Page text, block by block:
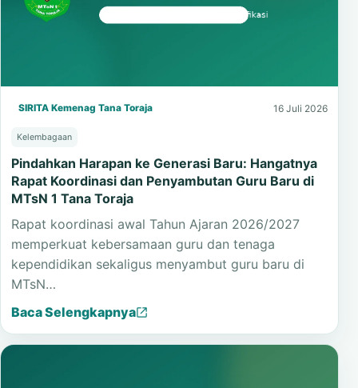
SIRITA Kemenag Tana Toraja 16 Juli 2026
Kelembagaan
Pindahkan Harapan ke Generasi Baru: Hangatnya
Rapat Koordinasi dan Penyambutan Guru Baru di
MTsN 1 Tana Toraja
Rapat koordinasi awal Tahun Ajaran 2026/2027
memperkuat kebersamaan guru dan tenaga
kependidikan sekaligus menyambut guru baru di
MTsN…
Baca Selengkapnya